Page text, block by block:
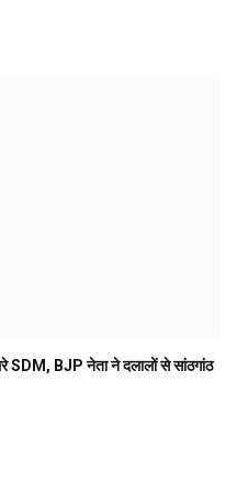
SDM, BJP नेता ने दलालों से सांठगांठ